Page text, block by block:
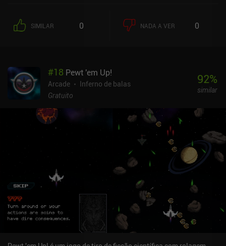
recarregam nossa energia ou fornecem bônus temporários, como
escudos, mísseis ou projéteis perfurantes. Temos até mesmo uma
manter atualizados gastando as gemas que ganhamos no jogo
para comprar aprimoramentos permanentes que melhoram nosso
dano, a chance de acerto crítico, a duração do power-up e muito
espaciais que podem ser compradas ou desbloqueadas como
conquistas especiais, cada uma com suas próprias características
e habilidades especiais.Os fãs de jogos de arcade retrô certamente
apreciarão o estilo vibrante de arte em pixel, os sons e a música de
8 bits e a ação em ritmo acelerado que o jogo oferece.O Arcadium
é monetizado por meio de iAPs para obter moeda adicional, bônus
permanentes e várias naves premium às quais não teríamos
acesso de outra forma. Apesar da jogabilidade simplificada, é
necessário trabalhar duro para acumular moeda suficiente para
todos os aprimoramentos, mesmo com o iAP que dobra todos os
ganhos. Repetir os níveis várias vezes pode acabar se tornando
entediante, mas o jogo ainda serve como um ótimo passatempo
para quem gosta do gênero.
SIMILAR 0 NADA A VER 0
#18 Pewt 'em Up!
Arcade
Inferno de balas
Gratuito
92%
similar